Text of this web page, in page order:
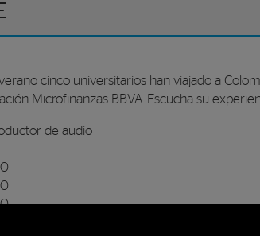
cinco universitarios han viajado a
Microfinanzas BBVA. Escucha su
de audio